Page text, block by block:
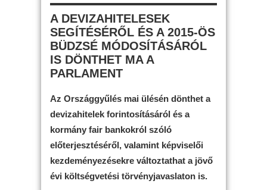
A DEVIZAHITELESEK
SEGÍTÉSÉRŐL ÉS A 2015-ÖS
BÜDZSÉ MÓDOSÍTÁSÁRÓL
IS DÖNTHET MA A
PARLAMENT
Az Országgyűlés mai ülésén dönthet a
devizahitelek forintosításáról és a
kormány fair bankokról szóló
előterjesztéséről, valamint képviselői
kezdeményezésekre változtathat a jövő
évi költségvetési törvényjavaslaton is.